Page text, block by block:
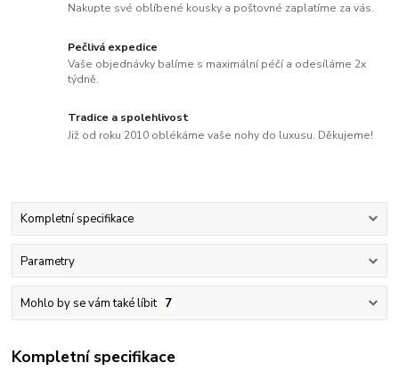
Nakupte své oblíbené kousky a poštovné zaplatíme za vás.
Pečlivá expedice
Vaše objednávky balíme s maximální péčí a odesíláme 2x
týdně.
Tradice a spolehlivost
Již od roku 2010 oblékáme vaše nohy do luxusu. Děkujeme!
Kompletní specifikace
Parametry
Mohlo by se vám také líbit 7
Kompletní specifikace